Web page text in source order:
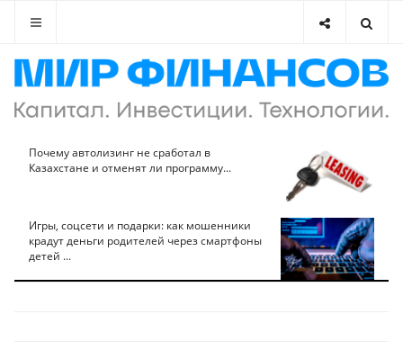
Почему автолизинг не сработал в
Казахстане и отменят ли программу...
Игры, соцсети и подарки: как мошенники
крадут деньги родителей через смартфоны
детей ...